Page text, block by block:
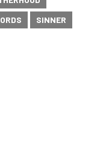
SINNER